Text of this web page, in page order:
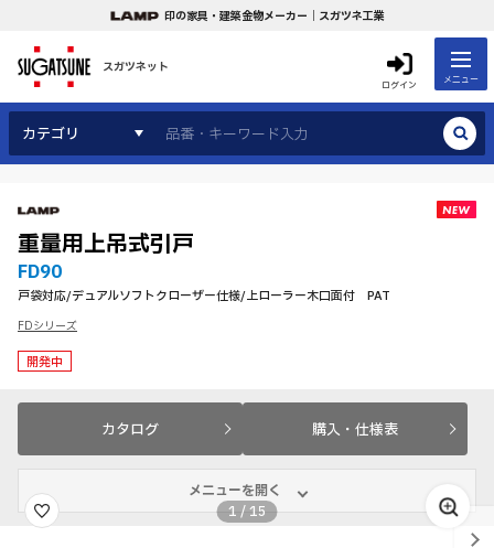
印の家具・建築金物メーカー｜スガツネ工業
スガツネット
ログイン メニュー
カテゴリ
重量用上吊式引戸
FD90
戸袋対応/デュアルソフトクローザー仕様/上ローラー木口面付 PAT
FDシリーズ
開発中
カタログ 購入・仕様表
メニューを開く
1 /15